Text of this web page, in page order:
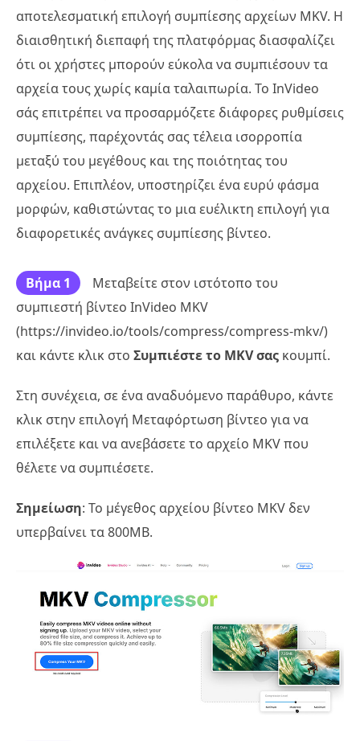
αποτελεσματική επιλογή συμπίεσης αρχείων MKV. Η
διαισθητική διεπαφή της πλατφόρμας διασφαλίζει
ότι οι χρήστες μπορούν εύκολα να συμπιέσουν τα
αρχεία τους χωρίς καμία ταλαιπωρία. Το InVideo
σάς επιτρέπει να προσαρμόζετε διάφορες ρυθμίσεις
συμπίεσης, παρέχοντάς σας τέλεια ισορροπία
μεταξύ του μεγέθους και της ποιότητας του
αρχείου. Επιπλέον, υποστηρίζει ένα ευρύ φάσμα
μορφών, καθιστώντας το μια ευέλικτη επιλογή για
διαφορετικές ανάγκες συμπίεσης βίντεο.
Βήμα 1
Μεταβείτε στον ιστότοπο του
συμπιεστή βίντεο InVideo MKV
(https://invideo.io/tools/compress/compress-mkv/)
και κάντε κλικ στο Συμπιέστε το MKV σας κουμπί.
Στη συνέχεια, σε ένα αναδυόμενο παράθυρο, κάντε
κλικ στην επιλογή Μεταφόρτωση βίντεο για να
επιλέξετε και να ανεβάσετε το αρχείο MKV που
θέλετε να συμπιέσετε.
Σημείωση: Το μέγεθος αρχείου βίντεο MKV δεν
υπερβαίνει τα 800MB.